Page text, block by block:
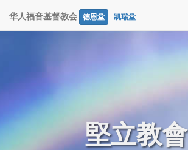
华人福音基督教会 德恩堂 凯瑞堂
堅立教會